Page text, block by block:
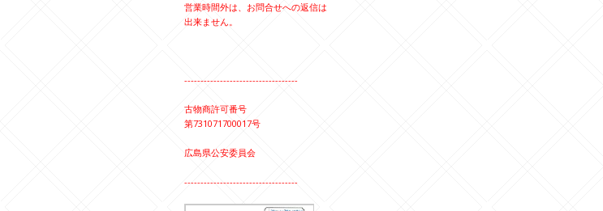
営業時間外は、お問合せへの返信は
出来ません。
-----------------------------------
古物商許可番号
第731071700017号
広島県公安委員会
-----------------------------------